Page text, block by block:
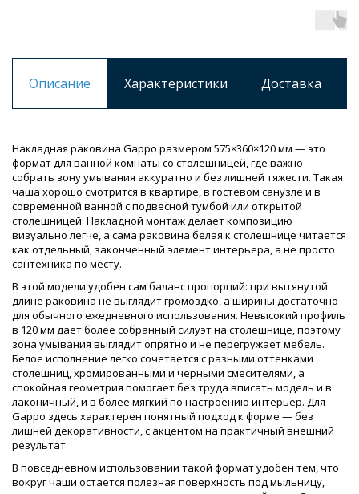
Описание Характеристики Доставка
Накладная раковина Gappo размером 575×360×120 мм — это
формат для ванной комнаты со столешницей, где важно
собрать зону умывания аккуратно и без лишней тяжести. Такая
чаша хорошо смотрится в квартире, в гостевом санузле и в
современной ванной с подвесной тумбой или открытой
столешницей. Накладной монтаж делает композицию
визуально легче, а сама раковина белая к столешнице читается
как отдельный, законченный элемент интерьера, а не просто
сантехника по месту.
В этой модели удобен сам баланс пропорций: при вытянутой
длине раковина не выглядит громоздко, а ширины достаточно
для обычного ежедневного использования. Невысокий профиль
в 120 мм дает более собранный силуэт на столешнице, поэтому
зона умывания выглядит опрятно и не перегружает мебель.
Белое исполнение легко сочетается с разными оттенками
столешниц, хромированными и черными смесителями, а
спокойная геометрия помогает без труда вписать модель и в
лаконичный, и в более мягкий по настроению интерьер. Для
Gappo здесь характерен понятный подход к форме — без
лишней декоративности, с акцентом на практичный внешний
результат.
В повседневном использовании такой формат удобен тем, что
вокруг чаши остается полезная поверхность под мыльницу,